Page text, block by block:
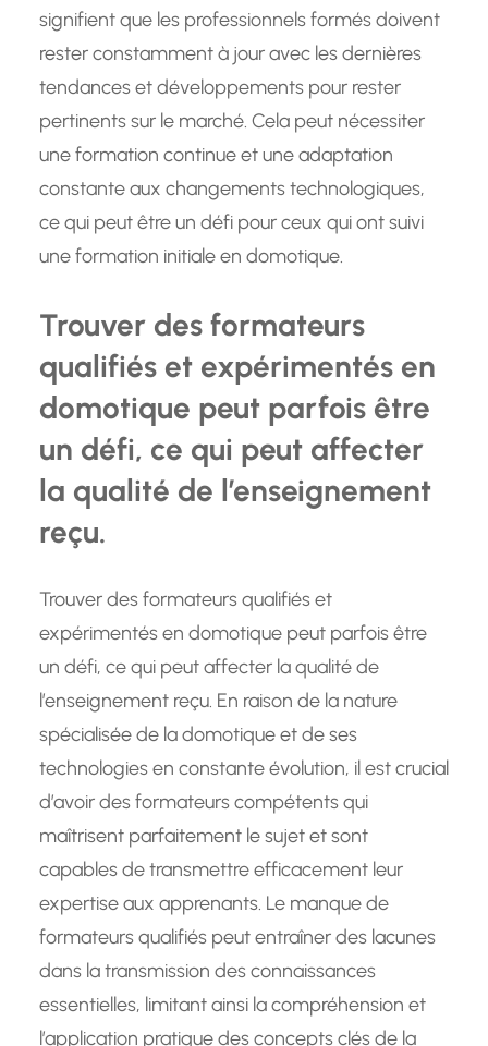
signifient que les professionnels formés doivent
rester constamment à jour avec les dernières
tendances et développements pour rester
pertinents sur le marché. Cela peut nécessiter
une formation continue et une adaptation
constante aux changements technologiques,
ce qui peut être un défi pour ceux qui ont suivi
une formation initiale en domotique.
Trouver des formateurs
qualifiés et expérimentés en
domotique peut parfois être
un défi, ce qui peut affecter
la qualité de l’enseignement
reçu.
Trouver des formateurs qualifiés et
expérimentés en domotique peut parfois être
un défi, ce qui peut affecter la qualité de
l’enseignement reçu. En raison de la nature
spécialisée de la domotique et de ses
technologies en constante évolution, il est crucial
d’avoir des formateurs compétents qui
maîtrisent parfaitement le sujet et sont
capables de transmettre efficacement leur
expertise aux apprenants. Le manque de
formateurs qualifiés peut entraîner des lacunes
dans la transmission des connaissances
essentielles, limitant ainsi la compréhension et
l’application pratique des concepts clés de la